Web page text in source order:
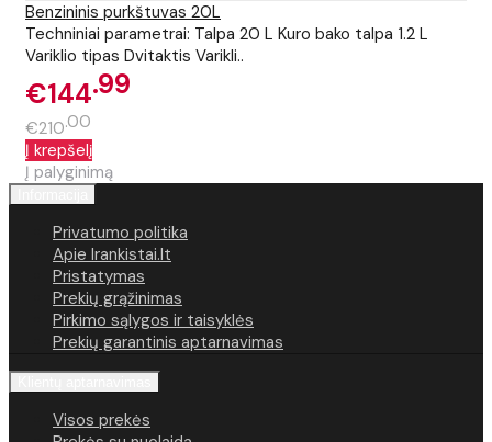
Benzininis purkštuvas 20L
Techniniai parametrai: Talpa 20 L Kuro bako talpa 1.2 L
Variklio tipas Dvitaktis Varikli..
€144 99
€210 00
Į krepšelį
Į palyginimą
Privatumo politika
Apie Irankistai.lt
Pristatymas
Prekių grąžinimas
Pirkimo sąlygos ir taisyklės
Prekių garantinis aptarnavimas
Visos prekės